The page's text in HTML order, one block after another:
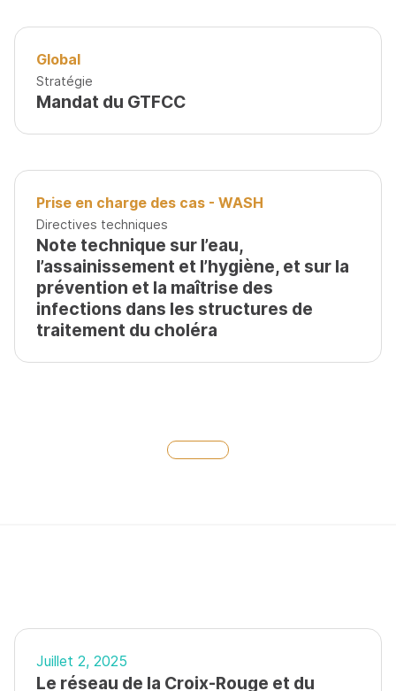
Global
Stratégie
Mandat du GTFCC
Prise en charge des cas - WASH
Directives techniques
Note technique sur l’eau,
l’assainissement et l’hygiène, et sur la
prévention et la maîtrise des
infections dans les structures de
traitement du choléra
Juillet 2, 2025
Le réseau de la Croix-Rouge et du